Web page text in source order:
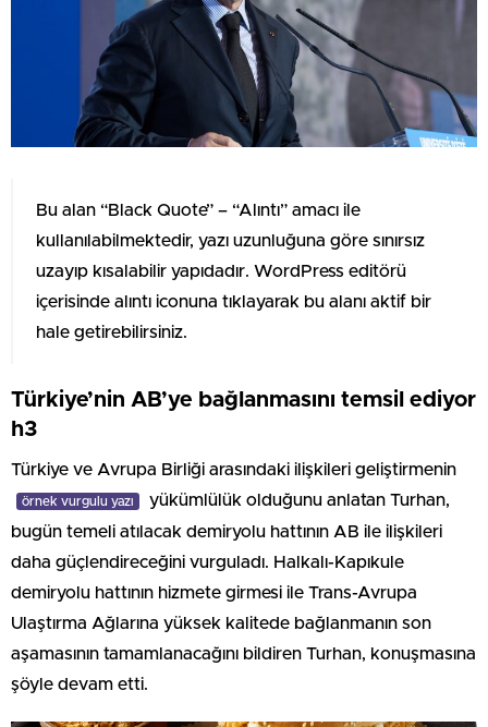
Bu alan “Black Quote” – “Alıntı” amacı ile
kullanılabilmektedir, yazı uzunluğuna göre sınırsız
uzayıp kısalabilir yapıdadır. WordPress editörü
içerisinde alıntı iconuna tıklayarak bu alanı aktif bir
hale getirebilirsiniz.
Türkiye’nin AB’ye bağlanmasını temsil ediyor
h3
Türkiye ve Avrupa Birliği arasındaki ilişkileri geliştirmenin
örnek vurgulu yazı
yükümlülük olduğunu anlatan Turhan,
bugün temeli atılacak demiryolu hattının AB ile ilişkileri
daha güçlendireceğini vurguladı. Halkalı-Kapıkule
demiryolu hattının hizmete girmesi ile Trans-Avrupa
Ulaştırma Ağlarına yüksek kalitede bağlanmanın son
aşamasının tamamlanacağını bildiren Turhan, konuşmasına
şöyle devam etti.